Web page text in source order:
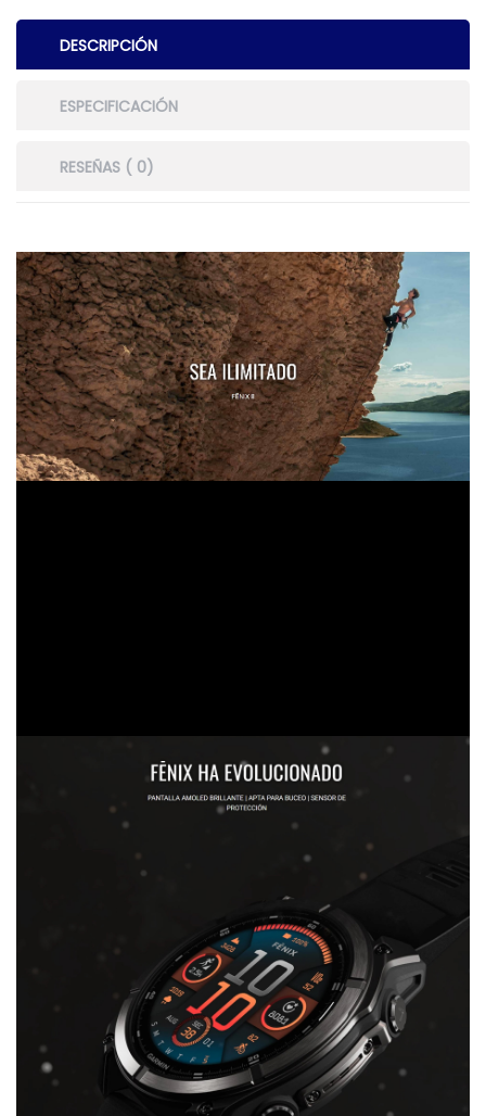
DESCRIPCIÓN
ESPECIFICACIÓN
RESEÑAS ( 0)